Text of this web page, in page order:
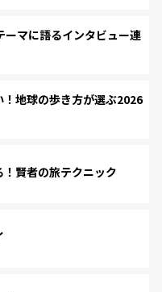
マに語るインタビュー連
地球の歩き方が選ぶ2026
賢者の旅テクニック